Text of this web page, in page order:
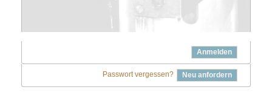
Anmelden
Passwort vergessen? Neu anfordern